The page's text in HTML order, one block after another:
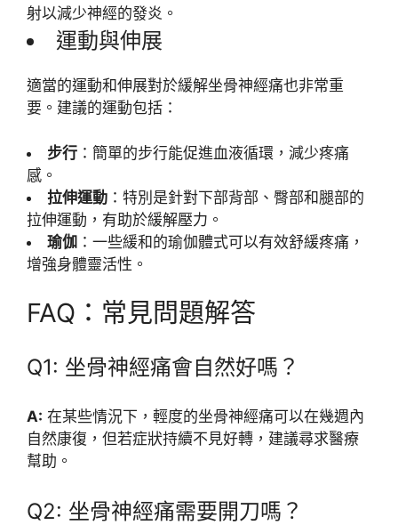
射以減少神經的發炎。
運動與伸展
適當的運動和伸展對於緩解坐骨神經痛也非常重
要。建議的運動包括：
步行 ：簡單的步行能促進血液循環，減少疼痛
感。
拉伸運動 ：特別是針對下部背部、臀部和腿部的
拉伸運動，有助於緩解壓力。
瑜伽 ：一些緩和的瑜伽體式可以有效舒緩疼痛，
增強身體靈活性。
FAQ：常見問題解答
Q1: 坐骨神經痛會自然好嗎？
A: 在某些情況下，輕度的坐骨神經痛可以在幾週內
自然康復，但若症狀持續不見好轉，建議尋求醫療
幫助。
Q2: 坐骨神經痛需要開刀嗎？